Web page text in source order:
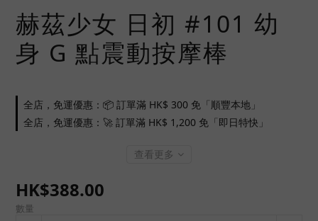
赫茲少女 日初 #101 幼
身 G 點震動按摩棒
全店，免運優惠：📦 訂單滿 HK$ 300 免「順豐本地」
全店，免運優惠：🚀 訂單滿 HK$ 1,200 免「即日特快」
查看更多
HK$388.00
數量